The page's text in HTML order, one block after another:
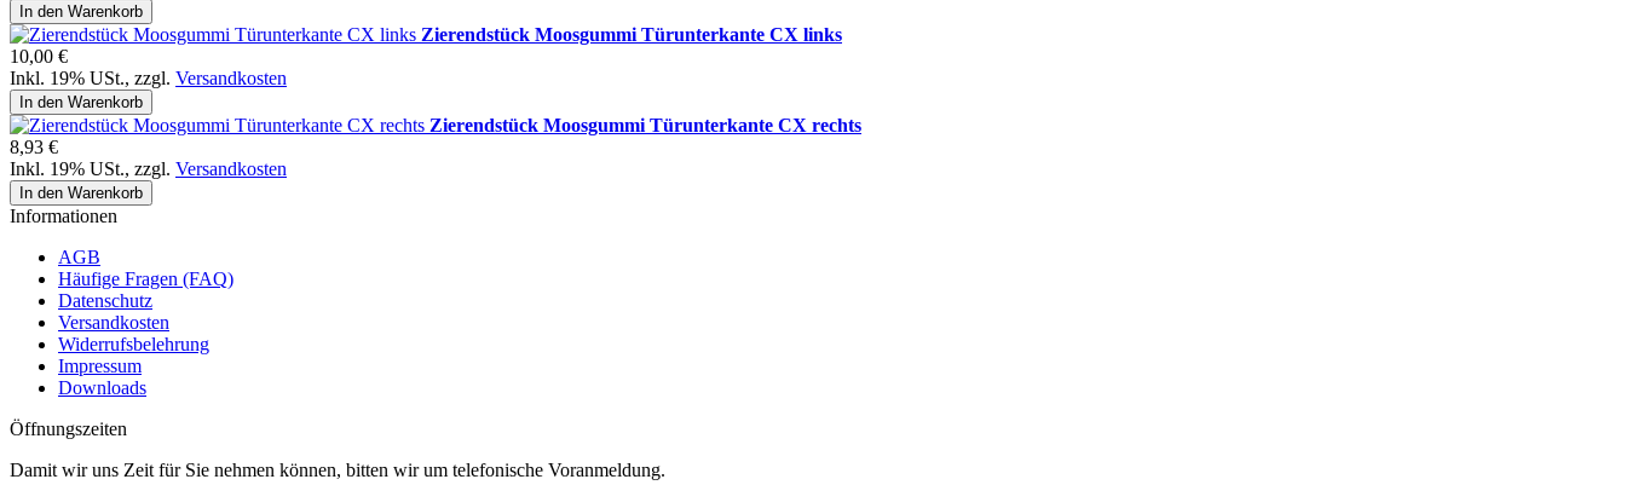
In den Warenkorb
Zierendstück Moosgummi Türunterkante CX links
10,00 €
Inkl. 19% USt., zzgl. Versandkosten
In den Warenkorb
Zierendstück Moosgummi Türunterkante CX rechts
8,93 €
Inkl. 19% USt., zzgl. Versandkosten
In den Warenkorb
Informationen
AGB
Häufige Fragen (FAQ)
Datenschutz
Versandkosten
Widerrufsbelehrung
Impressum
Downloads
Öffnungszeiten
Damit wir uns Zeit für Sie nehmen können, bitten wir um telefonische Voranmeldung.